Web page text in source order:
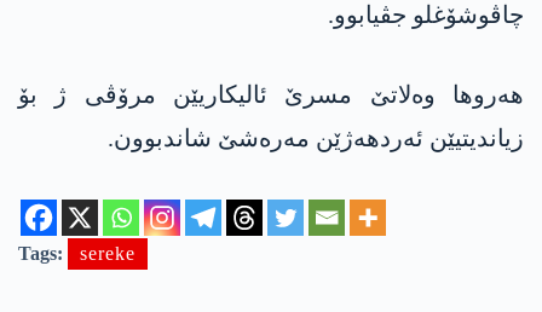
چاڤوشۆغلو جڤیابوو.
ھەروھا وەلاتێ مسرێ ئالیکاریێن مرۆڤی ژ بۆ
زیاندیتیێن ئەردھەژێن مەرەشێ شاندبوون.
Tags: sereke